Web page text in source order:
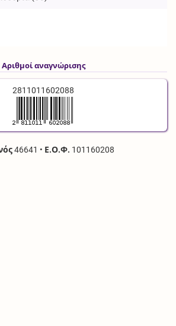
Αριθμοί αναγνώρισης
2811011602088
46641 • Ε.Ο.Φ. 101160208